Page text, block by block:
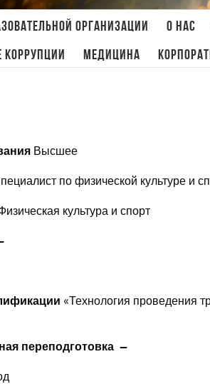
организации О нас
коррупции
МЕДИЦИНА
Высшее
по физической культуре и
культура и спорт
«Технология проведения
переподготовка —